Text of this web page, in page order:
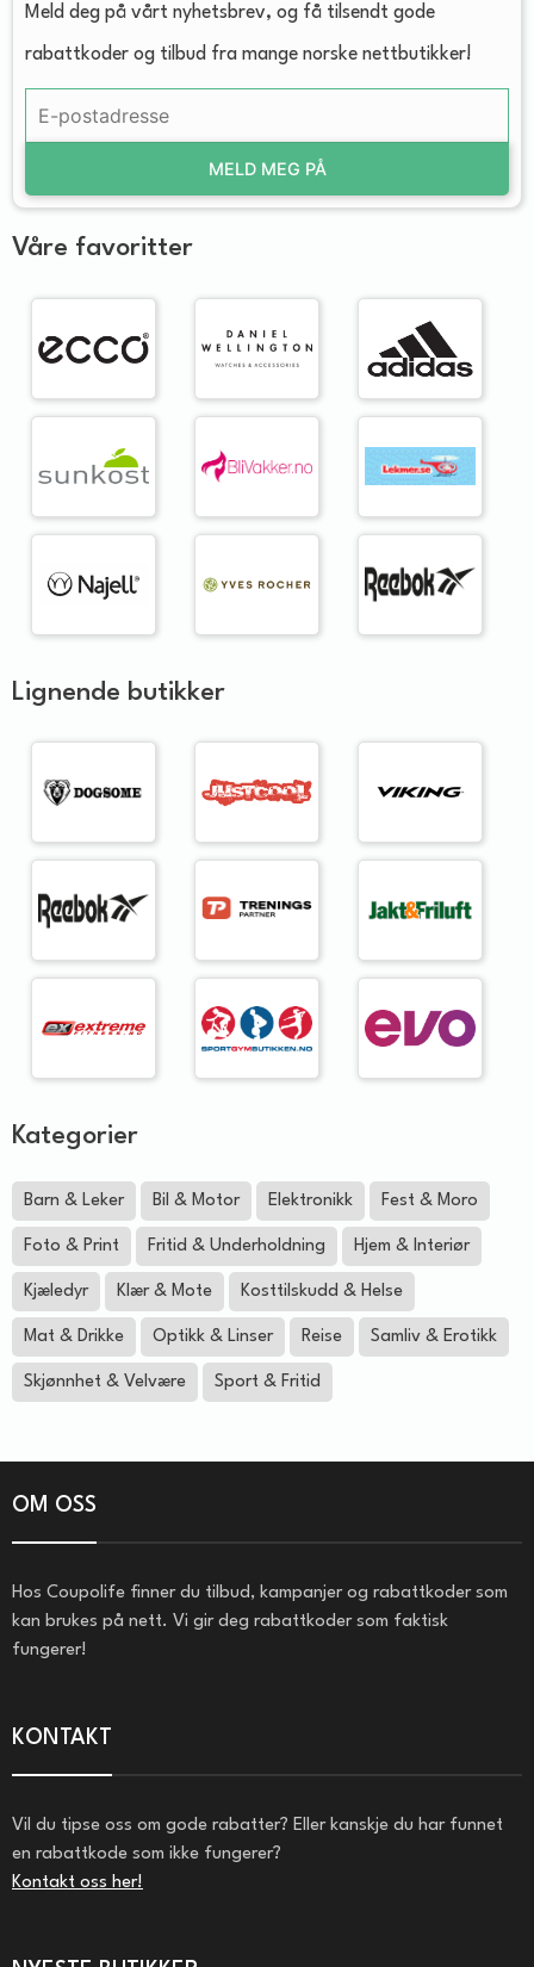
Meld deg på vårt nyhetsbrev, og få tilsendt gode
rabattkoder og tilbud fra mange norske nettbutikker!
MELD MEG PÅ
Våre favoritter
Lignende butikker
Kategorier
Barn & Leker Bil & Motor Elektronikk Fest & Moro
Foto & Print Fritid & Underholdning Hjem & Interiør
Kjæledyr Klær & Mote Kosttilskudd & Helse
Mat & Drikke Optikk & Linser Reise Samliv & Erotikk
Skjønnhet & Velvære Sport & Fritid
OM OSS
Hos Coupolife finner du tilbud, kampanjer og rabattkoder som
kan brukes på nett. Vi gir deg rabattkoder som faktisk
fungerer!
KONTAKT
Vil du tipse oss om gode rabatter? Eller kanskje du har funnet
en rabattkode som ikke fungerer?
Kontakt oss her!